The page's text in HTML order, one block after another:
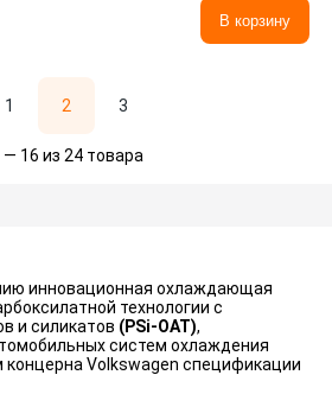
В корзину
1 2 3
— 16 из 24 товара
инновационная охлаждающая
технологии с
и силикатов (PSi-OAT),
систем охлаждения
концерна Volkswagen спецификации